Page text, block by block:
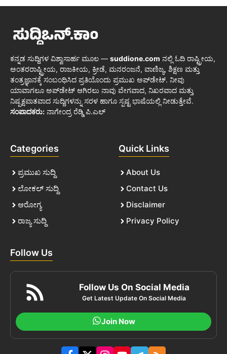
ಕನ್ನಡ ಸುದ್ದಿಗಳ ವಿಶ್ವಾಸಾರ್ಹ ಮೂಲ — suddione.com ನಲ್ಲಿ ಓದಿ ರಾಷ್ಟ್ರೀಯ,
ಅಂತರರಾಷ್ಟ್ರೀಯ, ರಾಜಕೀಯ, ಕ್ರೀಡೆ, ಮನರಂಜನೆ, ವಾಣಿಜ್ಯ, ಶಿಕ್ಷಣ ಮತ್ತು
ತಂತ್ರಜ್ಞಾನಕ್ಕೆ ಸಂಬಂಧಿಸಿದ ಪ್ರತಿಯೊಂದು ಪ್ರಮುಖ ಅಪ್‌ಡೇಟ್. ನೀವು
ಯಾವಾಗಲೂ ಅಪ್‌ಡೇಟ್ ಆಗಿರಲು ನಾವು ವೇಗವಾದ, ನಿಖರವಾದ ಮತ್ತು
ನಿಷ್ಪಕ್ಷಪಾತವಾದ ಸುದ್ದಿಗಳನ್ನು ಸರಳ ಹಾಗೂ ಸ್ಪಷ್ಟ ಭಾಷೆಯಲ್ಲಿ ನೀಡುತ್ತೇವೆ.
ಸಂಪಾದಕರು: ನಾಗೇಂದ್ರ ರೆಡ್ಡಿ ಪಿ.ಎಲ್
Categories
ಪ್ರಮುಖ ಸುದ್ದಿ
ಲೋಕಲ್ ಸುದ್ದಿ
ಆರೋಗ್ಯ
ರಾಜ್ಯ ಸುದ್ದಿ
Quick Links
About Us
Contact Us
Disclaimer
Privacy Policy
Follow Us
Follow Us On Social Media
Get Latest Update On Social Media
Join Now